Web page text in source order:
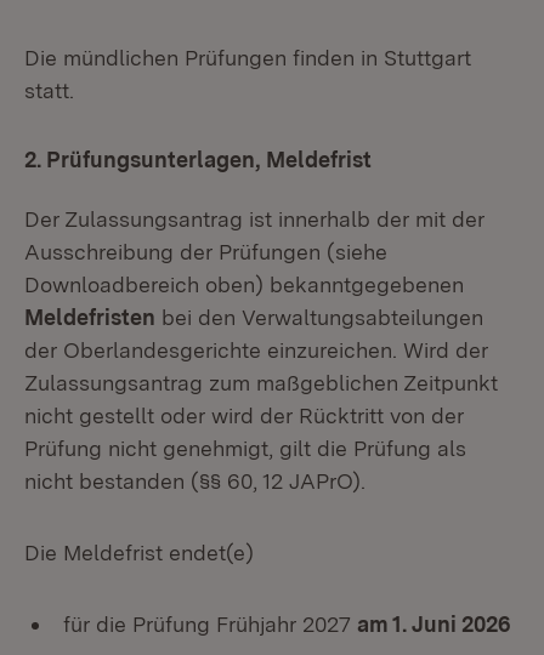
Die mündlichen Prüfungen finden in Stuttgart
statt.
2. Prüfungsunterlagen, Meldefrist
Der Zulassungsantrag ist innerhalb der mit der
Ausschreibung der Prüfungen (siehe
Downloadbereich oben) bekanntgegebenen
Meldefristen bei den Verwaltungsabteilungen
der Oberlandesgerichte einzureichen. Wird der
Zulassungsantrag zum maßgeblichen Zeitpunkt
nicht gestellt oder wird der Rücktritt von der
Prüfung nicht genehmigt, gilt die Prüfung als
nicht bestanden (§§ 60, 12 JAPrO).
Die Meldefrist endet(e)
für die Prüfung Frühjahr 2027 am 1. Juni 2026